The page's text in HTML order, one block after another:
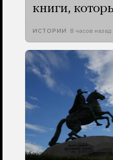
книги,
ИСТОРИИ 8 часов назад